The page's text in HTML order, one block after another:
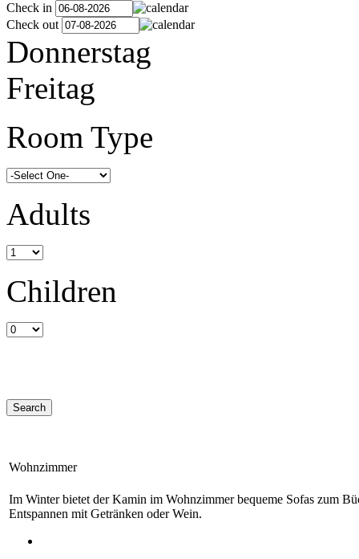
Check in
Check out
Donnerstag
Freitag
Room Type
Adults
Children
Wohnzimmer
Im Winter bietet der Kamin im Wohnzimmer bequeme Sofas zum
Entspannen mit Getränken oder Wein.